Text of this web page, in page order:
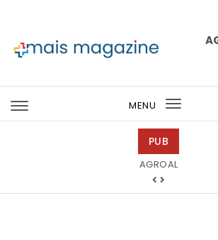
MENU
Toggle
PUB
Ricardo Junqueira